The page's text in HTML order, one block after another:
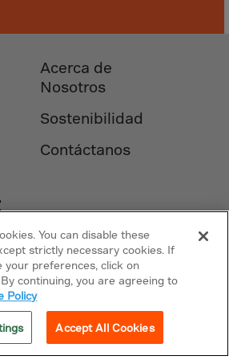
Acerca de
Nosotros
Sostenibilidad
Contáctanos
Bekaert.com
You can disable these
strictly necessary cookies. If
your preferences, click on
By continuing, you are agreeing to
Policy
Accept All Cookies